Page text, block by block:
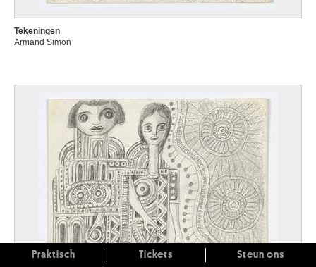
Tekeningen
Armand Simon
Praktisch Tickets Steun ons